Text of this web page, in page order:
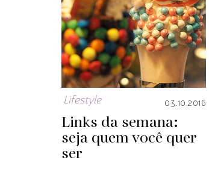
Lifestyle 03.10.2016
Links da semana:
seja quem você quer
ser